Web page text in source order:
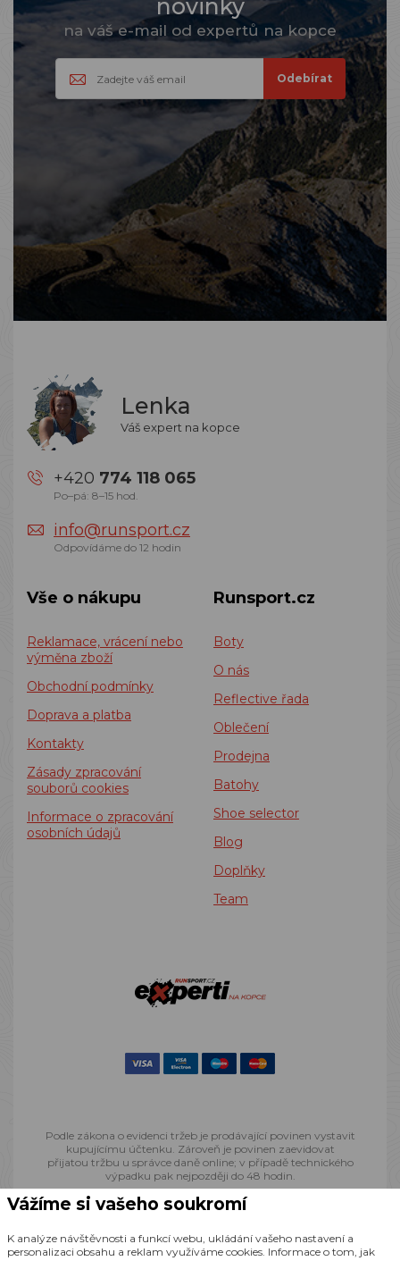
novinky
na váš e-mail od expertů na kopce
Lenka
Váš expert na kopce
+420 774 118 065
Po–pá: 8–15 hod.
info@runsport.cz
Odpovídáme do 12 hodin
Vše o nákupu
Reklamace, vrácení nebo
výměna zboží
Obchodní podmínky
Doprava a platba
Kontakty
Zásady zpracování
souborů cookies
Informace o zpracování
osobních údajů
Runsport.cz
Boty
O nás
Reflective řada
Oblečení
Prodejna
Batohy
Shoe selector
Blog
Doplňky
Team
Podle zákona o evidenci tržeb je prodávající povinen vystavit
kupujícímu účtenku. Zároveň je povinen zaevidovat
přijatou tržbu u správce daně online; v případě technického
výpadku pak nejpozději do 48 hodin.
Vážíme si vašeho soukromí
K analýze návštěvnosti a funkcí webu, ukládání vašeho nastavení a
personalizaci obsahu a reklam využíváme cookies. Informace o tom, jak